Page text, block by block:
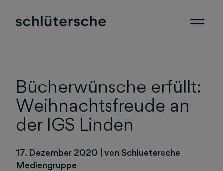
Bücherwünsche erfüllt:
Weihnachtsfreude an
der IGS Linden
17. Dezember 2020
von Schluetersche
Mediengruppe